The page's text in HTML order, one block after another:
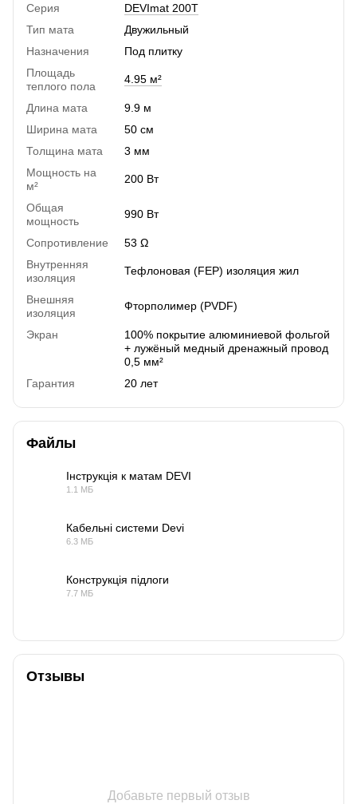
Серия
DEVImat 200T
Тип мата
Двужильный
Назначения
Под плитку
Площадь
теплого пола
4.95 м²
Длина мата
9.9 м
Ширина мата
50 см
Толщина мата
3 мм
Мощность на
м²
200 Вт
Общая
мощность
990 Вт
Сопротивление
53 Ω
Внутренняя
изоляция
Тефлоновая (FEP) изоляция жил
Внешняя
изоляция
Фторполимер (PVDF)
Экран
100% покрытие алюминиевой фольгой
+ лужёный медный дренажный провод
0,5 мм²
Гарантия
20 лет
Файлы
Інструкція к матам DEVI
1.1 МБ
Кабельні системи Devi
6.3 МБ
Конструкція підлоги
7.7 МБ
Отзывы
Добавьте первый отзыв